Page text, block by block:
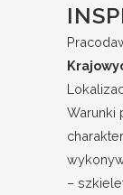
Warunki
–